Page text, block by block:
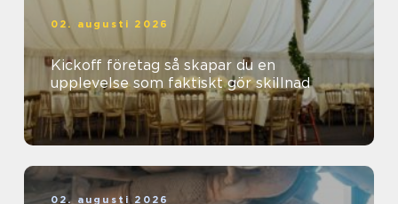
02. augusti 2026
Kickoff företag så skapar du en
upplevelse som faktiskt gör skillnad
02. augusti 2026